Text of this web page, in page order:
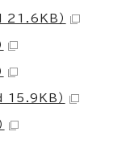
21.6KB）
15.9KB）